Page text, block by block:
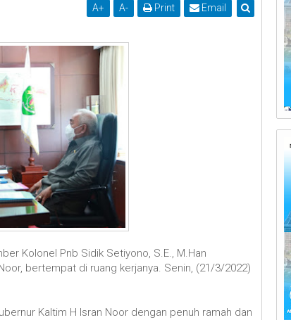
A+ A- Print Email
Kolonel Pnb Sidik Setiyono, S.E., M.Han
bertempat di ruang kerjanya. Senin, (21/3/2022)
Kaltim H Isran Noor dengan penuh ramah dan